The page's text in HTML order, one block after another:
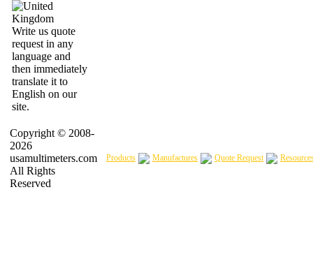
Write us quote
request in any
language and
then immediately
translate it to
English on our
site.
Copyright © 2008-
2026
usamultimeters.com
All Rights
Reserved
Products Manufactures Quote Request